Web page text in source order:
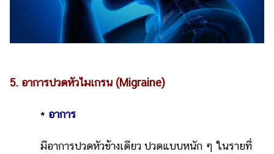
5. อาการปวดหัวไมเกรน (Migraine)
* อาการ
มีอาการปวดหัวข้างเดียว ปวดแบบหนัก ๆ ในรายที่